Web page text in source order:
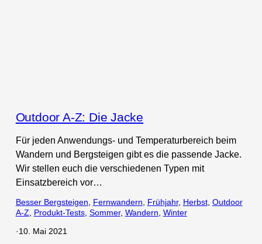
Outdoor A-Z: Die Jacke
Für jeden Anwendungs- und Temperaturbereich beim
Wandern und Bergsteigen gibt es die passende Jacke.
Wir stellen euch die verschiedenen Typen mit
Einsatzbereich vor…
Besser Bergsteigen, Fernwandern, Frühjahr, Herbst, Outdoor
A-Z, Produkt-Tests, Sommer, Wandern, Winter
·10. Mai 2021